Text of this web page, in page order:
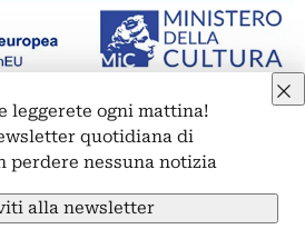
srl – Corso Vittorio Emanuele II, 287 –
protezione dei dati personali
Emanuele II, 287 – 00186 Roma
PolicyCookie PolicyCredits
leggerete ogni mattina!
quotidiana di
perdere nessuna notizia
alla newsletter